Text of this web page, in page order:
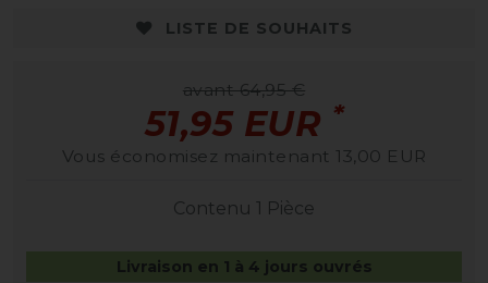
LISTE DE SOUHAITS
avant 64,95 €
51,95 EUR *
Vous économisez maintenant 13,00 EUR
Contenu 1 Pièce
Livraison en 1 à 4 jours ouvrés